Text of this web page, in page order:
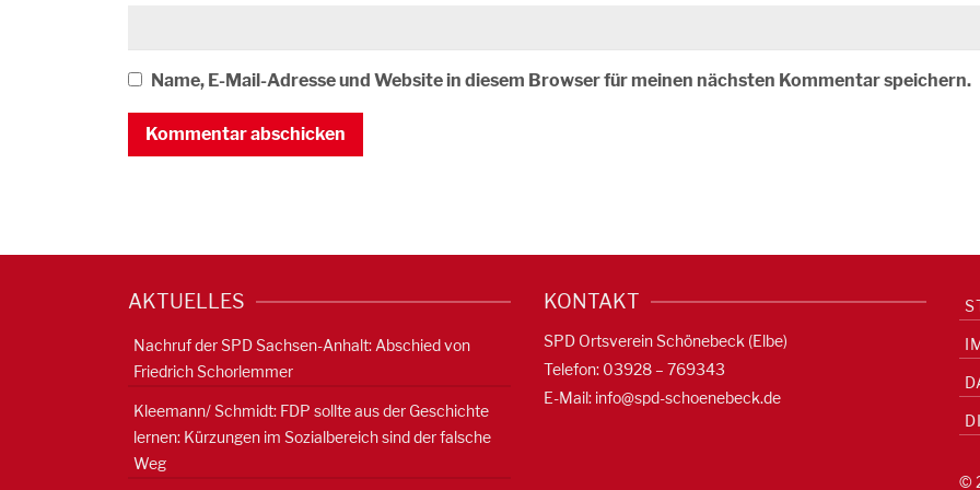
Name, E-Mail-Adresse und Website in diesem Browser für meinen nächsten Kommentar speichern.
AKTUELLES
Nachruf der SPD Sachsen-Anhalt: Abschied von
Friedrich Schorlemmer
Kleemann/ Schmidt: FDP sollte aus der Geschichte
lernen: Kürzungen im Sozialbereich sind der falsche
Weg
KONTAKT
SPD Ortsverein Schönebeck (Elbe)
Telefon: 03928 – 769343
E-Mail: info@spd-schoenebeck.de
©